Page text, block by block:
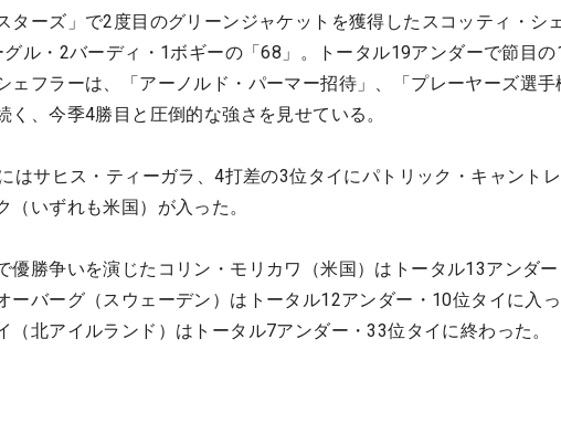
ターズ」で2度目のグリーンジャケットを獲得したスコッティ・シ
グル・2バーディ・1ボギーの「68」。トータル19アンダーで節目
ェフラーは、「アーノルド・パーマー招待」、「プレーヤーズ選手
く、今季4勝目と圧倒的な強さを見せている。
はサヒス・ティーガラ、4打差の3位タイにパトリック・キャント
（いずれも米国）が入った。
優勝争いを演じたコリン・モリカワ（米国）はトータル13アンダー
ーバーグ（スウェーデン）はトータル12アンダー・10位タイに入
（北アイルランド）はトータル7アンダー・33位タイに終わった。